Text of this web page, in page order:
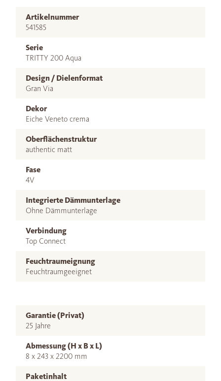
Artikelnummer
541585
Serie
TRITTY 200 Aqua
Design / Dielenformat
Gran Via
Dekor
Eiche Veneto crema
Oberflächenstruktur
authentic matt
Fase
4V
Integrierte Dämmunterlage
Ohne Dämmunterlage
Verbindung
Top Connect
Feuchtraumeignung
Feuchtraumgeeignet
Garantie (Privat)
25 Jahre
Abmessung (H x B x L)
8 x 243 x 2200 mm
Paketinhalt